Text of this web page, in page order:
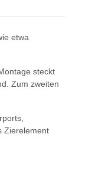
etwa
steckt
Zum zweiten
Zierelement